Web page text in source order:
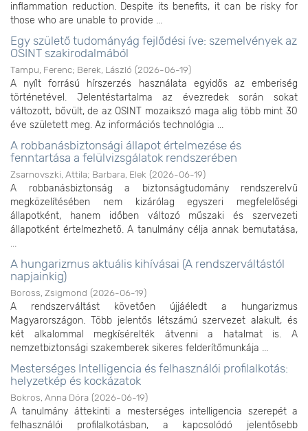
inflammation reduction. Despite its benefits, it can be risky for
those who are unable to provide ...
Egy születő tudományág fejlődési íve: szemelvények az
OSINT szakirodalmából
Tampu, Ferenc; Berek, László (2026-06-19)
A nyílt forrású hírszerzés használata egyidős az emberiség
történetével. Jelentéstartalma az évezredek során sokat
változott, bővült, de az OSINT mozaikszó maga alig több mint 30
éve született meg. Az információs technológia ...
A robbanásbiztonsági állapot értelmezése és
fenntartása a felülvizsgálatok rendszerében
Zsarnovszki, Attila; Barbara, Elek (2026-06-19)
A robbanásbiztonság a biztonságtudomány rendszerelvű
megközelítésében nem kizárólag egyszeri megfelelőségi
állapotként, hanem időben változó műszaki és szervezeti
állapotként értelmezhető. A tanulmány célja annak bemutatása,
...
A hungarizmus aktuális kihívásai (A rendszerváltástól
napjainkig)
Boross, Zsigmond (2026-06-19)
A rendszerváltást követően újjáéledt a hungarizmus
Magyarországon. Több jelentős létszámú szervezet alakult, és
két alkalommal megkísérelték átvenni a hatalmat is. A
nemzetbiztonsági szakemberek sikeres felderítőmunkája ...
Mesterséges Intelligencia és felhasználói profilalkotás:
helyzetkép és kockázatok
Bokros, Anna Dóra (2026-06-19)
A tanulmány áttekinti a mesterséges intelligencia szerepét a
felhasználói profilalkotásban, a kapcsolódó jelentősebb